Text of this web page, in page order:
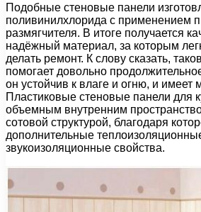
Подобные стеновые панели
поливинилхлорида с применением
размягчителя. В итоге получается
надёжный материал, за которым
делать ремонт. К слову сказать,
помогает довольно
он устойчив к влаге и огню, и имеет
Пластиковые стеновые панели для
объемным внутренним
сотовой структурой, благодаря
дополнительные
звукоизоляционные свойства.